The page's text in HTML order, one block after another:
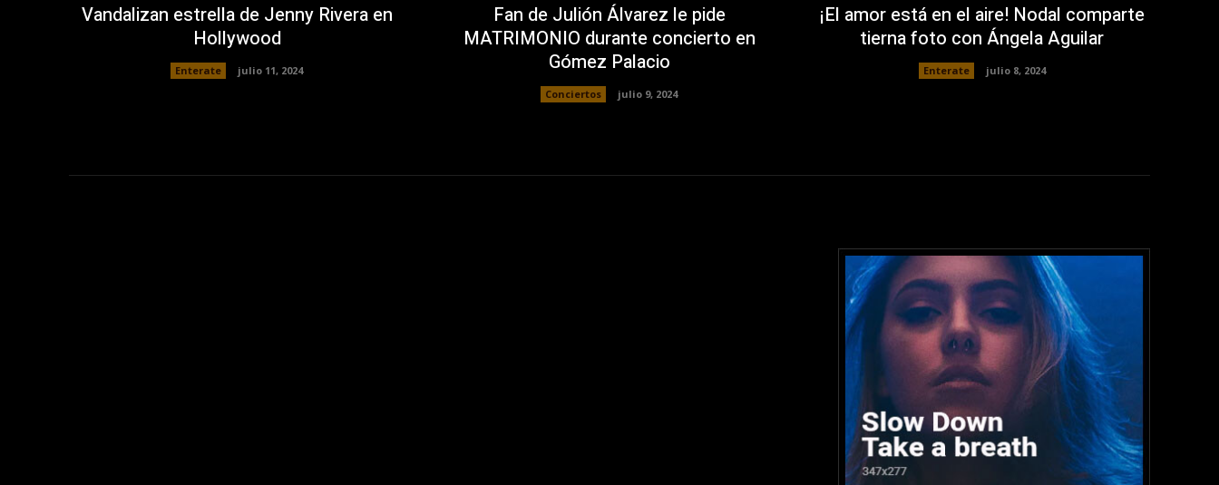
Vandalizan estrella de Jenny Rivera en
Hollywood
Enterate julio 11, 2024
Fan de Julión Álvarez le pide
MATRIMONIO durante concierto en
Gómez Palacio
Conciertos julio 9, 2024
¡El amor está en el aire! Nodal comparte
tierna foto con Ángela Aguilar
Enterate julio 8, 2024